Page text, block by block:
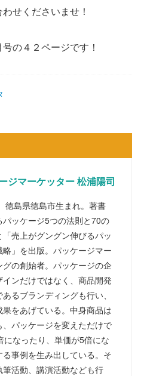
せくださいませ！
の４２ページです！
ジマーケッター 松浦陽司
徳島県徳島市生まれ。著書
パッケージ5つの法則と70の
「売上がグングン伸びるパッ
略」を出版。パッケージマー
グの創始者。パッケージの企
インだけではなく、商品開発
るブランディングも行い、
果をあげている。中身商品は
、パッケージを変えただけで
になったり、単価が5倍にな
る事例を生み出している。そ
筆活動、講演活動なども行